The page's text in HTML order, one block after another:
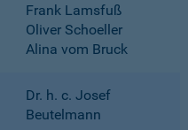
Frank Lamsfuß
Oliver Schoeller
Alina vom Bruck
Dr. h. c. Josef
Beutelmann